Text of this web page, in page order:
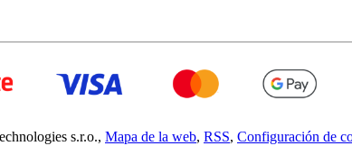
s.r.o., Mapa de la web, RSS, Configuración de